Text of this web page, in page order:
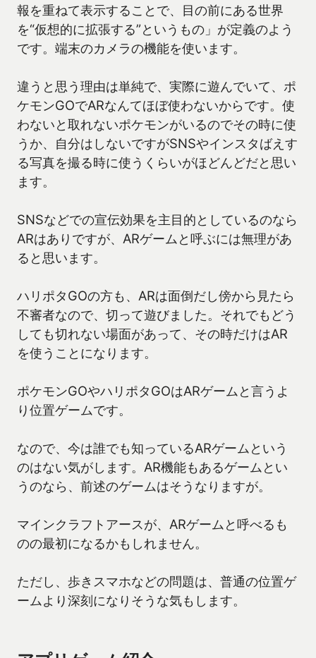
報を重ねて表示することで、目の前にある世界
を“仮想的に拡張する”というもの」が定義のよう
です。端末のカメラの機能を使います。
違うと思う理由は単純で、実際に遊んでいて、ポ
ケモンGOでARなんてほぼ使わないからです。使
わないと取れないポケモンがいるのでその時に使
うか、自分はしないですがSNSやインスタばえす
る写真を撮る時に使うくらいがほどんどだと思い
ます。
SNSなどでの宣伝効果を主目的としているのなら
ARはありですが、ARゲームと呼ぶには無理があ
ると思います。
ハリポタGOの方も、ARは面倒だし傍から見たら
不審者なので、切って遊びました。それでもどう
しても切れない場面があって、その時だけはAR
を使うことになります。
ポケモンGOやハリポタGOはARゲームと言うよ
り位置ゲームです。
なので、今は誰でも知っているARゲームという
のはない気がします。AR機能もあるゲームとい
うのなら、前述のゲームはそうなりますが。
マインクラフトアースが、ARゲームと呼べるも
のの最初になるかもしれません。
ただし、歩きスマホなどの問題は、普通の位置ゲ
ームより深刻になりそうな気もします。